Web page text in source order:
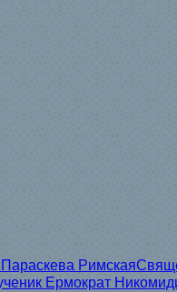
Римская
Ермократ